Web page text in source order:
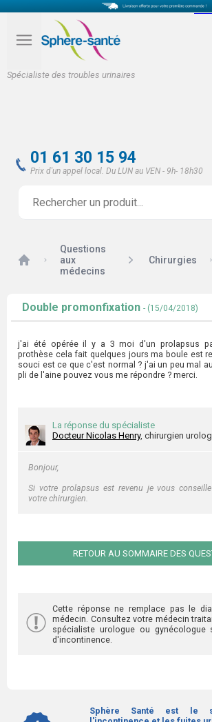
Spécialiste des troubles urinaires
01 61 30 15 94
Prix d'un appel local. Du LUN au VEN - 9h- 18h30
Accueil
Questions
aux
médecins
Chirurgies
Double promonfixation - (15/04/2018)
j'ai été opérée il y a 3 moi d'un prolapsus
prothèse cela fait quelques jours ma boule est
souci est ce que c'est normal ? j'ai un peu mal
pli de l'aine pouvez vous me répondre ? merci.
La réponse du spécialiste
Docteur Nicolas Henry, chirurgien
Bonjour,
Si votre prolapsus est revenu je vous
votre chirurgien.
RETOUR AU SOMMAIRE DES
Cette réponse ne remplace pas le
médecin. Consultez votre médecin
spécialiste urologue ou
d'incontinence.
Sphère Santé est le